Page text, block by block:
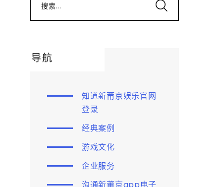
搜索...
导航
知道新莆京娱乐官网
登录
经典案例
游戏文化
企业服务
沟通新莆京app电子